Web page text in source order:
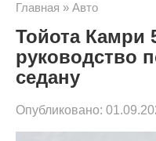
Главная » Авто
Тойота Камри
руководство
седану
Опубликовано: